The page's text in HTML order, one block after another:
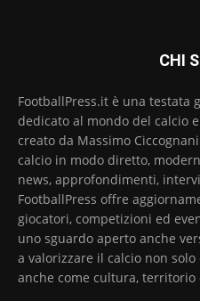
CHI
FootballPress.it è una testata
dedicato al mondo del calcio
creato da Massimo
calcio in modo diretto,
news, approfondimenti,
FootballPress offre
giocatori, competizioni ed
uno sguardo aperto anche
a valorizzare il calcio non
anche come cultura, territorio